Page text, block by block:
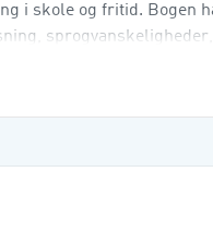
i skole og fritid. Bogen